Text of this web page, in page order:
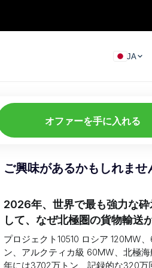
JA
オファーを手に入れる
ご興味があるかもしれませ
2026年、世界で最も強力な砕
して、なぜ北極圏の貨物輸送
けているのか）
プロジェクト10510 ロシア 120MW
ン、アルクティカ級 60MW、北極
年には3702万トン、記録的な320万